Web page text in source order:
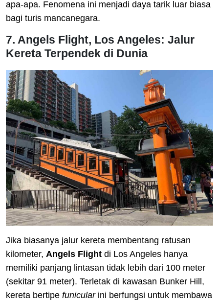
apa-apa. Fenomena ini menjadi daya tarik luar biasa
bagi turis mancanegara.
7. Angels Flight, Los Angeles: Jalur
Kereta Terpendek di Dunia
Jika biasanya jalur kereta membentang ratusan
kilometer, Angels Flight di Los Angeles hanya
memiliki panjang lintasan tidak lebih dari 100 meter
(sekitar 91 meter). Terletak di kawasan Bunker Hill,
kereta bertipe funicularini berfungsi untuk membawa